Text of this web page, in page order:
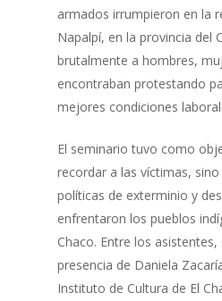
armados irrumpieron en la
Napalpí, en la provincia del
brutalmente a hombres,
encontraban protestando
mejores condiciones
El seminario tuvo como
recordar a las víctimas,
políticas de exterminio y
enfrentaron los pueblos
Chaco. Entre los
presencia de Daniela
Instituto de Cultura de El